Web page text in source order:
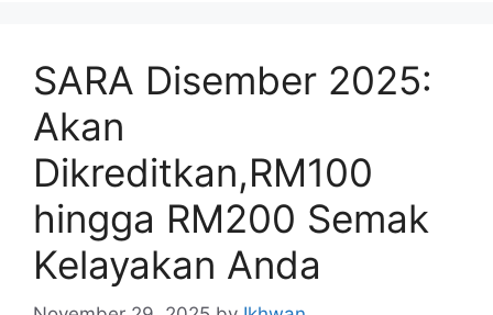
SARA Disember 2025:
Akan
Dikreditkan,RM100
hingga RM200 Semak
Kelayakan Anda